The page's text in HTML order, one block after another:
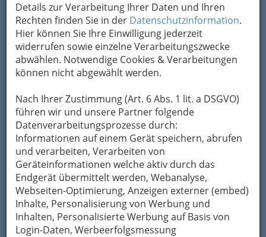
Details zur Verarbeitung Ihrer Daten und Ihren
Rechten finden Sie in der Datenschutzinformation.
Hier können Sie Ihre Einwilligung jederzeit
widerrufen sowie einzelne Verarbeitungszwecke
abwählen. Notwendige Cookies & Verarbeitungen
können nicht abgewählt werden.
Nach Ihrer Zustimmung (Art. 6 Abs. 1 lit. a DSGVO)
führen wir und unsere Partner folgende
Datenverarbeitungsprozesse durch:
Informationen auf einem Gerät speichern, abrufen
und verarbeiten, Verarbeiten von
Geräteinformationen welche aktiv durch das
Endgerät übermittelt werden, Webanalyse,
Webseiten-Optimierung, Anzeigen externer (embed)
Inhalte, Personalisierung von Werbung und
Inhalten, Personalisierte Werbung auf Basis von
Login-Daten, Werbeerfolgsmessung
Navigation
Kaffeerestaurant -